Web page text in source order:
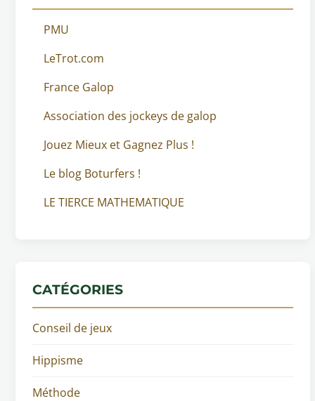
PMU
LeTrot.com
France Galop
Association des jockeys de galop
Jouez Mieux et Gagnez Plus !
Le blog Boturfers !
LE TIERCE MATHEMATIQUE
CATÉGORIES
Conseil de jeux
Hippisme
Méthode